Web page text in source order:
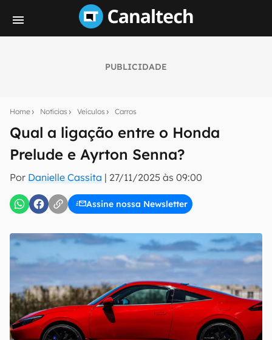
PUBLICIDADE
Home Notícias Veículos Carros
Qual a ligação entre o Honda
Prelude e Ayrton Senna?
Por Danielle Cassita | 27/11/2025 às 09:00
Assine nossa Newsletter
notícias e reviews sobre tecnologia em primeira
mão.
E-mail
inscreva-se
Confirmo que li, aceito e concordo com os Termos de
Uso e Política de Privacidade do Canaltech.